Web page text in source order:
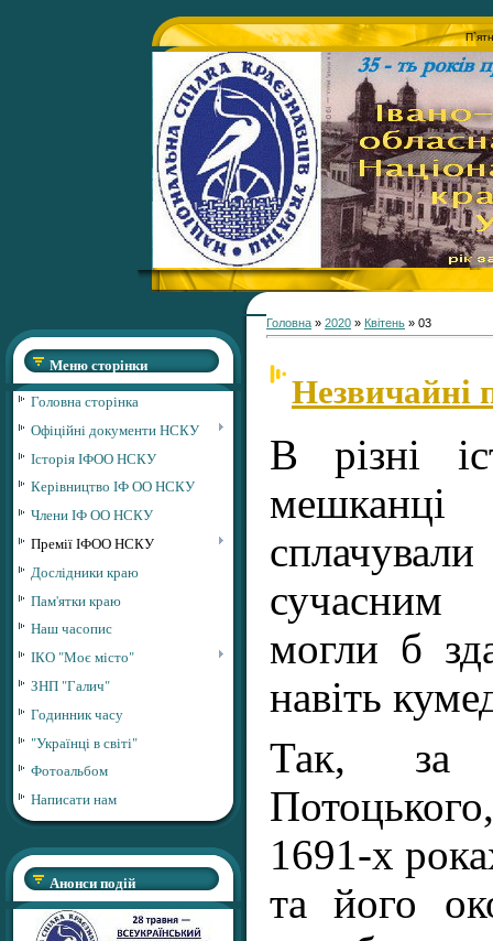
Меню сторінки
Головна сторінка
Офіційні документи НСКУ
Історія ІФОО НСКУ
Керівництво ІФ ОО НСКУ
Члени ІФ ОО НСКУ
Премії ІФОО НСКУ
Дослідники краю
Пам'ятки краю
Наш часопис
ІКО "Моє місто"
ЗНП "Галич"
Годинник часу
"Українці в світі"
Фотоальбом
Написати нам
Анонси подій
Головна » 2020 » Квітень » 03
Незвичайні
В різні
сучасним
могли б
навіть
Так, за
1691-х
та його